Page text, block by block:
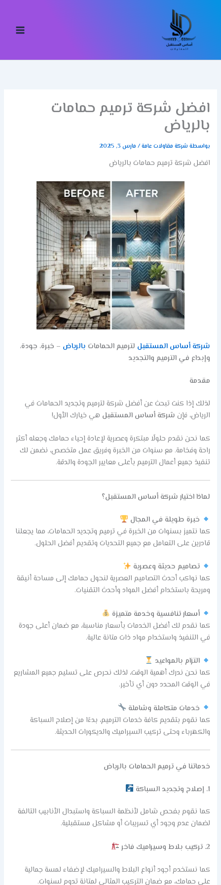
افضل شركة ترميم حمامات
بالرياض
بواسطة شركة مقاولات عامة/ مارس 3, 2025
افضل شركة ترميم حمامات بالرياض
شركة أساس المستقبل لترميم الحمامات بالرياض – خبرة، جودة،
وإبداع في الترميم والتجديد
مقدمة
لذلك إذا كنت تبحث عن أفضل شركة لترميم وتجديد الحمامات في
الرياض، فإن شركة أساس المستقبل هي خيارك الأول!
كما نحن نقدم حلولًا مبتكرة وعصرية لإعادة إحياء حمامك وجعله أكثر
راحة وفخامة. مع سنوات من الخبرة وفريق عمل متخصص، نضمن لك
تنفيذ جميع أعمال الترميم بأعلى معايير الجودة والدقة.
لماذا اختيار شركة أساس المستقبل؟
خبرة طويلة في المجال
كما نتميز بسنوات من الخبرة في ترميم وتجديد الحمامات، مما يجعلنا
قادرين على التعامل مع جميع التحديات وتقديم أفضل الحلول.
تصاميم حديثة وعصرية
كما نواكب أحدث التصاميم العصرية لنحول حمامك إلى مساحة أنيقة
ومريحة باستخدام أفضل المواد وأحدث التقنيات.
أسعار تنافسية وخدمة متميزة
كما نقدم لك أفضل الخدمات بأسعار مناسبة، مع ضمان أعلى جودة
في التنفيذ واستخدام مواد ذات متانة عالية.
التزام بالمواعيد
كما نحن ندرك أهمية الوقت، لذلك نحرص على تسليم جميع المشاريع
في الوقت المحدد دون أي تأخير.
خدمات متكاملة وشاملة
كما نقوم بتقديم كافة خدمات الترميم، بدءًا من إصلاح السباكة
والكهرباء وحتى تركيب السيراميك والديكورات الحديثة.
خدماتنا في ترميم الحمامات بالرياض
1. إصلاح وتجديد السباكة
كما نقوم بفحص شامل لأنظمة السباكة واستبدال الأنابيب التالفة
لضمان عدم وجود أي تسريبات أو مشاكل مستقبلية.
2. تركيب بلاط وسيراميك فاخر
كما نستخدم أجود أنواع البلاط والسيراميك لإضفاء لمسة جمالية
على حمامك، مع ضمان التركيب المثالي لمتانة تدوم لسنوات.